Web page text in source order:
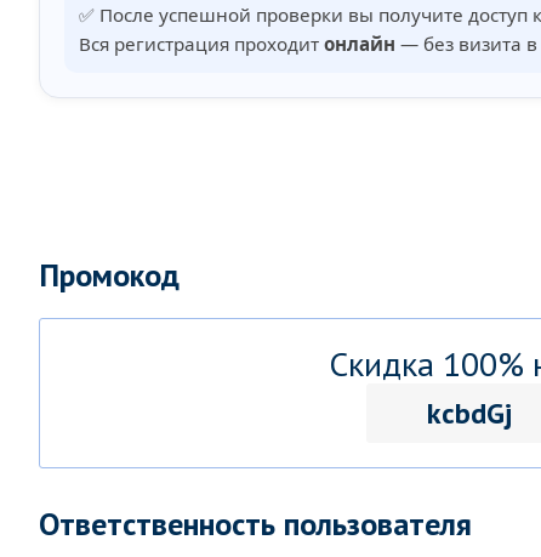
✅ После успешной проверки вы получите
Вся регистрация проходит онлайн — без визита
Промокод
Скидка 100%
kcbdGj
Ответственность пользователя